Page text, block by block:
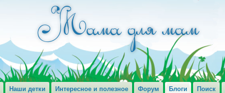
Наши детки Интересное и полезное Форум Блоги Поиск